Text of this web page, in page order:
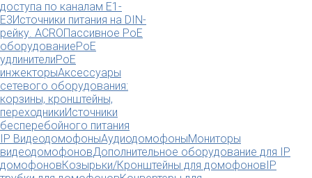
доступа по каналам E1-
E3Источники питания на DIN-
рейку. ACROПассивное PoE
оборудованиеPoE
удлинителиPoE
инжекторыАксессуары
сетевого оборудования:
корзины, кронштейны,
переходникиИсточники
бесперебойного питания
IP ВидеодомофоныАудиодомофоныМониторы
видеодомофоновДополнительное оборудование для IP
домофоновКозырьки/Кронштейны для домофоновIP